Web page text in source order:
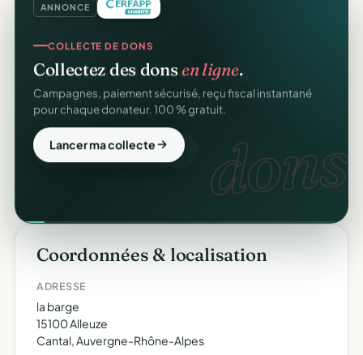
ANNONCE
dons.
COLLECTE DE DONS
Collectez des donsen ligne.
Campagnes, paiement sécurisé, reçu fiscal instantané
pour chaque donateur. 100 % gratuit.
Lancer ma collecte
Coordonnées & localisation
ADRESSE
la barge
15100 Alleuze
Cantal, Auvergne-Rhône-Alpes